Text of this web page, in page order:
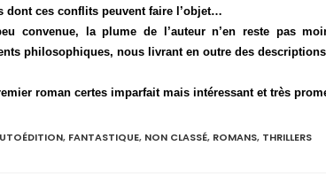
dont ces conflits peuvent faire l’objet…
convenue, la plume de l’auteur n’en reste pas
philosophiques, nous livrant en outre des
roman certes imparfait mais intéressant et très
, FANTASTIQUE, NON CLASSÉ, ROMANS, THRILLERS